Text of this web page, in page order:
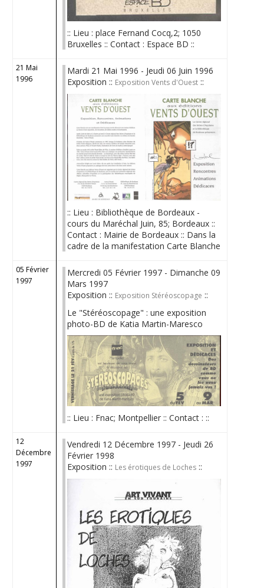
:: Lieu : place Fernand Cocq,2; 1050
Bruxelles :: Contact : Espace BD ::
21 Mai
1996
Mardi 21 Mai 1996 - Jeudi 06 Juin 1996
Exposition :: Exposition Vents d'Ouest ::
:: Lieu : Bibliothèque de Bordeaux -
cours du Maréchal Juin, 85; Bordeaux ::
Contact : Mairie de Bordeaux :: Dans la
cadre de la manifestation Carte Blanche
05 Février
1997
Mercredi 05 Février 1997 - Dimanche 09
Mars 1997
Exposition :: Exposition Stéréoscopage ::
Le "Stéréoscopage" : une exposition
photo-BD de Katia Martin-Maresco
:: Lieu : Fnac; Montpellier :: Contact : ::
12
Décembre
1997
Vendredi 12 Décembre 1997 - Jeudi 26
Février 1998
Exposition :: Les érotiques de Loches ::